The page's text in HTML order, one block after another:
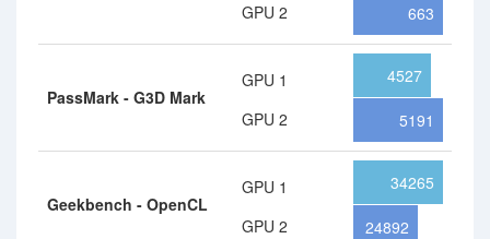
GPU 2
663
PassMark - G3D Mark
GPU 1
GPU 2
4527
5191
Geekbench - OpenCL
GPU 1
GPU 2
34265
24892